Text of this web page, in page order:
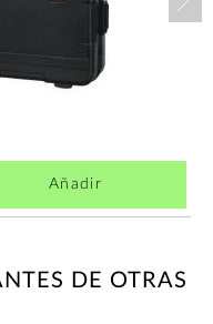
Añadir
DE OTRAS